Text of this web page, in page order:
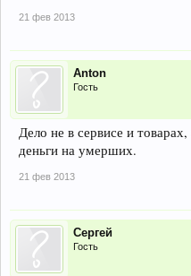
21 фев 2013
Anton
Гость
Дело не в сервисе и
деньги на умерших.
21 фев 2013
Сергей
Гость